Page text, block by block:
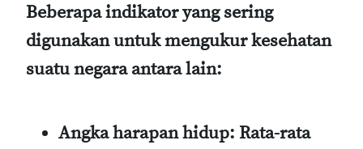
Beberapa indikator yang sering
digunakan untuk mengukur kesehatan
suatu negara antara lain:
Angka harapan hidup: Rata-rata